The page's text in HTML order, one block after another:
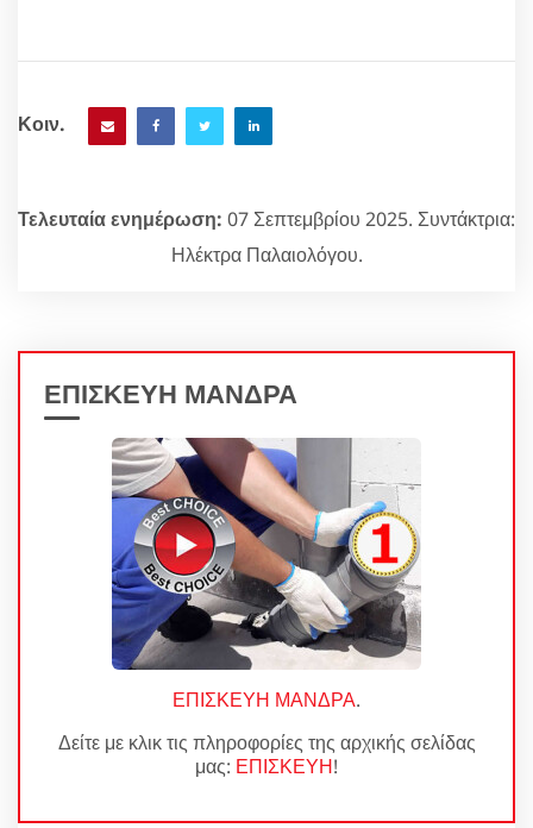
Κοιν.
Τελευταία ενημέρωση: 07 Σεπτεμβρίου 2025. Συντάκτρια:
Ηλέκτρα Παλαιολόγου.
ΕΠΙΣΚΕΥΗ ΜΑΝΔΡΑ
ΕΠΙΣΚΕΥΗ ΜΑΝΔΡΑ.
Δείτε με κλικ τις πληροφορίες της αρχικής σελίδας
μας: ΕΠΙΣΚΕΥΗ!